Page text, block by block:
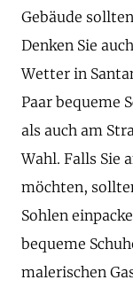
Gebäude
Denken Sie
Wetter in
Paar bequeme
als auch am
Wahl. Falls Sie
möchten,
Sohlen
bequeme
malerischen